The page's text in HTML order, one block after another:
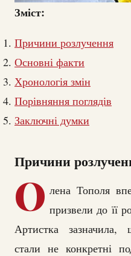
Зміст:
Причини розлучення
Основні факти
Хронологія змін
Порівняння поглядів
Заключні думки
Причини
О лена Тополя
призвели до її
Артистка
стали не конкретні